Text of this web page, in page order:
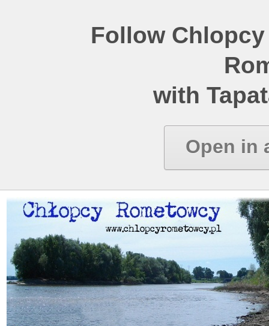
Follow
with
Open in